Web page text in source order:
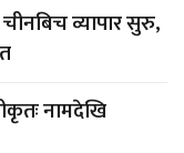
व्यापार सुरु,
नामदेखि